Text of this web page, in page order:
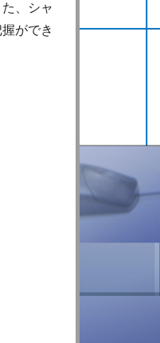
、シャ
ができ